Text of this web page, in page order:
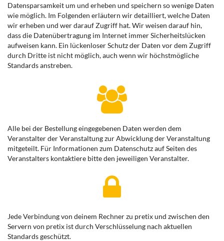
Datensparsamkeit um und erheben und speichern so wenige Daten
wie möglich. Im Folgenden erläutern wir detailliert, welche Daten
wir erheben und wer darauf Zugriff hat. Wir weisen darauf hin,
dass die Datenübertragung im Internet immer Sicherheitslücken
aufweisen kann. Ein lückenloser Schutz der Daten vor dem Zugriff
durch Dritte ist nicht möglich, auch wenn wir höchstmögliche
Standards anstreben.
Alle bei der Bestellung eingegebenen Daten werden dem
Veranstalter der Veranstaltung zur Abwicklung der Veranstaltung
mitgeteilt. Für Informationen zum Datenschutz auf Seiten des
Veranstalters kontaktiere bitte den jeweiligen Veranstalter.
Jede Verbindung von deinem Rechner zu pretix und zwischen den
Servern von pretix ist durch Verschlüsselung nach aktuellen
Standards geschützt.